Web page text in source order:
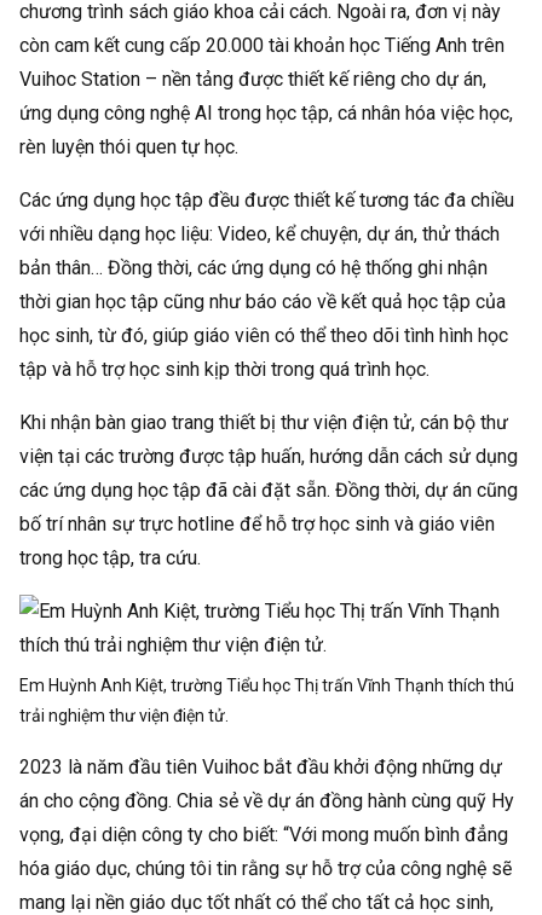
chương trình sách giáo khoa cải cách. Ngoài ra, đơn vị này
còn cam kết cung cấp 20.000 tài khoản học Tiếng Anh trên
Vuihoc Station – nền tảng được thiết kế riêng cho dự án,
ứng dụng công nghệ AI trong học tập, cá nhân hóa việc học,
rèn luyện thói quen tự học.
Các ứng dụng học tập đều được thiết kế tương tác đa chiều
với nhiều dạng học liệu: Video, kể chuyện, dự án, thử thách
bản thân… Đồng thời, các ứng dụng có hệ thống ghi nhận
thời gian học tập cũng như báo cáo về kết quả học tập của
học sinh, từ đó, giúp giáo viên có thể theo dõi tình hình học
tập và hỗ trợ học sinh kịp thời trong quá trình học.
Khi nhận bàn giao trang thiết bị thư viện điện tử, cán bộ thư
viện tại các trường được tập huấn, hướng dẫn cách sử dụng
các ứng dụng học tập đã cài đặt sẵn. Đồng thời, dự án cũng
bố trí nhân sự trực hotline để hỗ trợ học sinh và giáo viên
trong học tập, tra cứu.
Em Huỳnh Anh Kiệt, trường Tiểu học Thị trấn Vĩnh Thạnh thích thú
trải nghiệm thư viện điện tử.
2023 là năm đầu tiên Vuihoc bắt đầu khởi động những dự
án cho cộng đồng. Chia sẻ về dự án đồng hành cùng quỹ Hy
vọng, đại diện công ty cho biết: “Với mong muốn bình đẳng
hóa giáo dục, chúng tôi tin rằng sự hỗ trợ của công nghệ sẽ
mang lại nền giáo dục tốt nhất có thể cho tất cả học sinh,